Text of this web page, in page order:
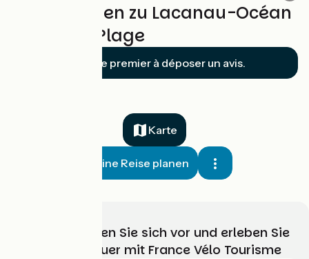
Bewertungen zu Lacanau-Océan
/ Hourtin-Plage
Soyez le premier à déposer un avis.
Karte
Meine Reise planen
Wählen, bereiten Sie sich vor und erleben Sie
Ihr Radabenteuer mit France Vélo Tourisme